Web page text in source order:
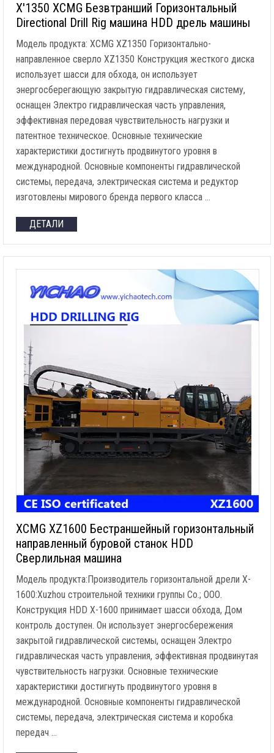
X'1350 XCMG Безвтранший Горизонтальный
Directional Drill Rig машина HDD дрель машины
Модель продукта: XCMG XZ1350 Горизонтально-
направленное сверло XZ1350 Конструкция жесткого диска
использует шасси для обхода, он использует
энергосберегающую закрытую гидравлическая систему,
оснащен Электро гидравлическая часть управления,
эффективная передовая чувствительность нагрузки и
патентное техническое. Основные технические
характеристики достигнуть продвинутого уровня в
международной. Основные компоненты гидравлической
системы, передача, электрическая система и редуктор
изготовлены мирового бренда первого класса …
ДЕТАЛИ
XCMG XZ1600 Бестраншейный горизонтальный
направленный буровой станок HDD
Сверлильная машина
Модель продукта:Производитель горизонтальной дрели X-
1600:Xuzhou строительной техники группы Co.; ООО.
Конструкция HDD X-1600 принимает шасси обхода, Дом
контроль доступен. Он использует энергосбережения
закрытой гидравлической системы, оснащен Электро
гидравлическая часть управления, эффективная продвинутая
чувствительность нагрузки. Основные технические
характеристики достигнуть продвинутого уровня в
международной. Основные компоненты гидравлической
системы, передача, электрическая система и коробка
передач …